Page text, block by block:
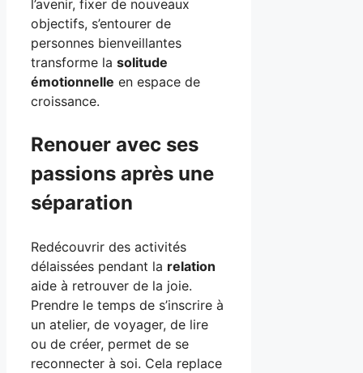
l’avenir, fixer de nouveaux
objectifs, s’entourer de
personnes bienveillantes
transforme la solitude
émotionnelle en espace de
croissance.
Renouer avec ses
passions après une
séparation
Redécouvrir des activités
délaissées pendant la relation
aide à retrouver de la joie.
Prendre le temps de s’inscrire à
un atelier, de voyager, de lire
ou de créer, permet de se
reconnecter à soi. Cela replace